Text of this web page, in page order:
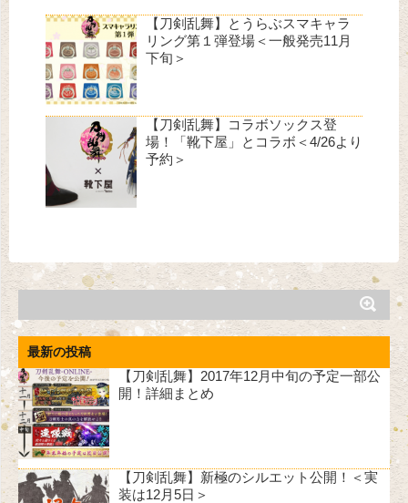
【刀剣乱舞】とうらぶスマキャラ
リング第１弾登場＜一般発売11月
下旬＞
【刀剣乱舞】コラボソックス登
場！「靴下屋」とコラボ＜4/26より
予約＞
最新の投稿
【刀剣乱舞】2017年12月中旬の予定一部公
開！詳細まとめ
【刀剣乱舞】新極のシルエット公開！＜実
装は12月5日＞